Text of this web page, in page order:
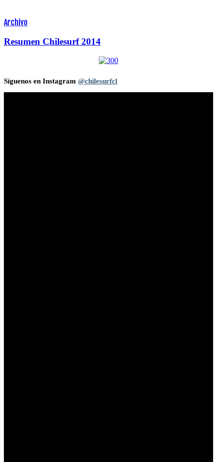
Archivo
Resumen Chilesurf 2014
Síguenos en Instagram @chilesurfcl